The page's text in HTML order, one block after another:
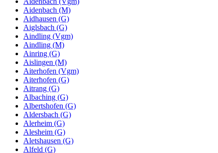
Aidenbach (M)
Aidhausen (G)
Aiglsbach (G)
Aindling (Vgm)
Aindling (M)
Ainring (G)
Aislingen (M)
Aiterhofen (Vgm)
Aiterhofen (G)
Aitrang (G)
Albaching (G)
Albertshofen (G)
Aldersbach (G)
Alerheim (G)
Alesheim (G)
Aletshausen (G)
Alfeld (G)